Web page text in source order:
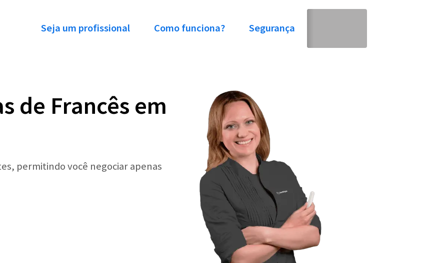
Seja um profissional Como funciona? Segurança
de Francês em
permitindo você negociar apenas